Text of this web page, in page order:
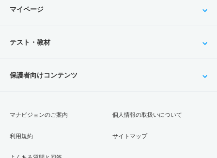
マイページ
テスト・教材
保護者向けコンテンツ
マナビジョンのご案内
利用規約
個人情報の取扱いについて
サイトマップ